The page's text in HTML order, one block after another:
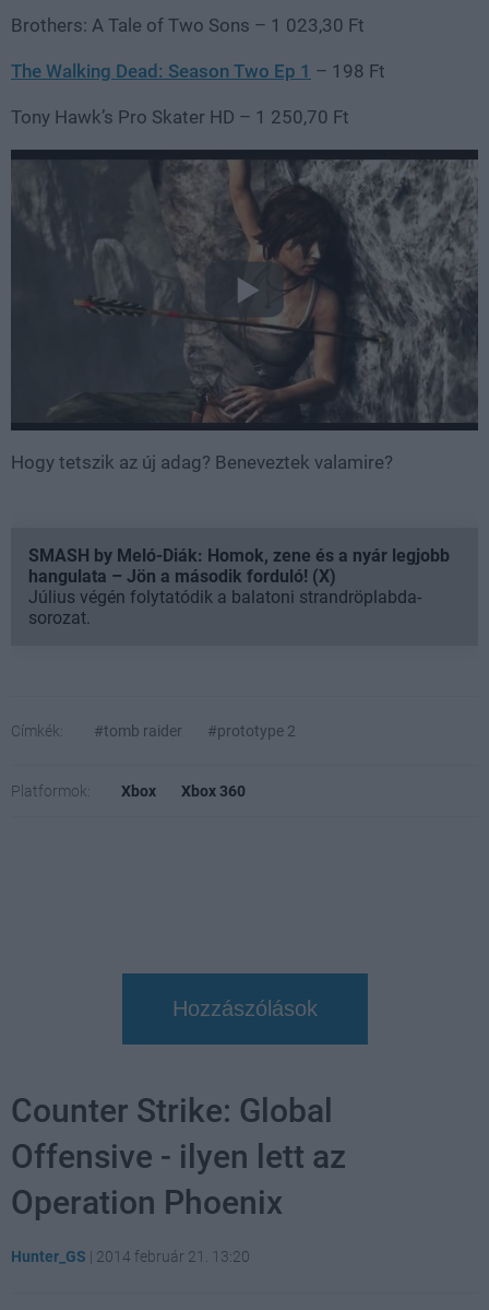
Brothers: A Tale of Two Sons – 1 023,30 Ft
The Walking Dead: Season Two Ep 1 – 198 Ft
Tony Hawk’s Pro Skater HD – 1 250,70 Ft
Hogy tetszik az új adag? Beneveztek valamire?
SMASH by Meló-Diák: Homok, zene és a nyár legjobb
hangulata – Jön a második forduló! (X)
Július végén folytatódik a balatoni strandröplabda-
sorozat.
Címkék: #tomb raider #prototype 2
Platformok: Xbox Xbox 360
Hozzászólások
Counter Strike: Global
Offensive - ilyen lett az
Operation Phoenix
Hunter_GS | 2014 február 21. 13:20